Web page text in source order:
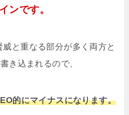
ンです。
と重なる部分が多く両方と
き込まれるので、
的にマイナスになります。